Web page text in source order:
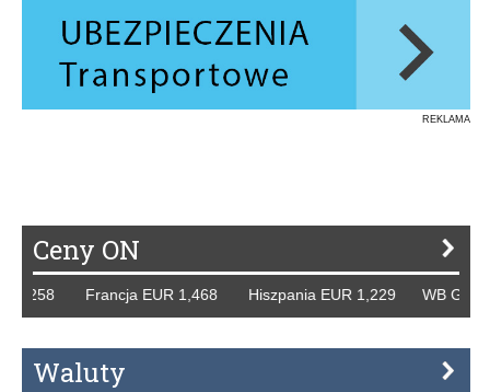
REKLAMA
Ceny ON
EUR 1,468 Hiszpania EUR 1,229 WB GBP
Waluty